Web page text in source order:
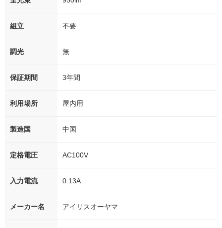
組立 不要
調光 無
保証期間 3年間
利用場所 屋内用
製造国 中国
定格電圧 AC100V
入力電流 0.13A
メーカー名 アイリスオーヤマ